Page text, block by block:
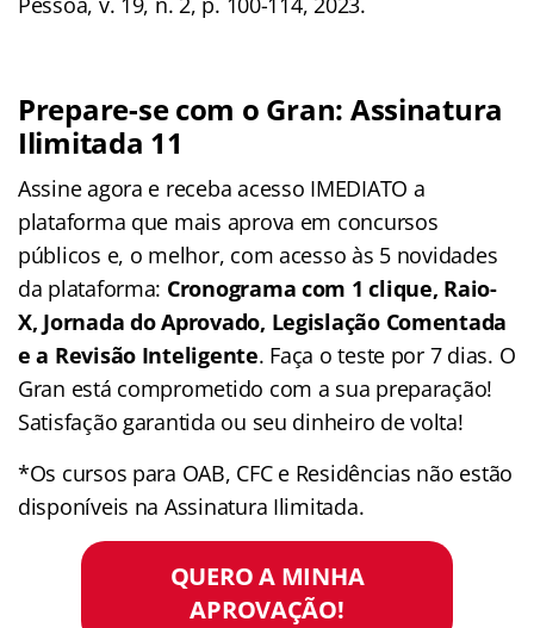
Prepare-se com o Gran: Assinatura
Ilimitada 11
Assine agora e receba acesso IMEDIATO a
plataforma que mais aprova em concursos
públicos e, o melhor, com acesso às 5 novidades
da plataforma: Cronograma com 1 clique, Raio-
X, Jornada do Aprovado, Legislação Comentada
e a Revisão Inteligente. Faça o teste por 7 dias. O
Gran está comprometido com a sua preparação!
Satisfação garantida ou seu dinheiro de volta!
*Os cursos para OAB, CFC e Residências não estão
disponíveis na Assinatura Ilimitada.
QUERO A MINHA
APROVAÇÃO!